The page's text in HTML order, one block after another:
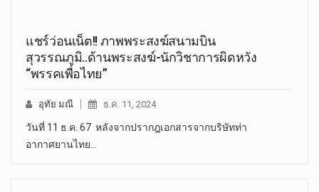
แชร์ว่อนเน็ต!! ภาพพระสงฆ์สนามบิน
สุวรรณภูมิ..ด้านพระสงฆ์-นักวิชาการผิดหวัง
“พรรคเพื่อไทย”
อุทัย มณี ธ.ค. 11, 2024
วันที่ 11 ธ.ค. 67 หลังจากปรากฎเอกสารจากบริษัทท่า
อากาศยานไทย…